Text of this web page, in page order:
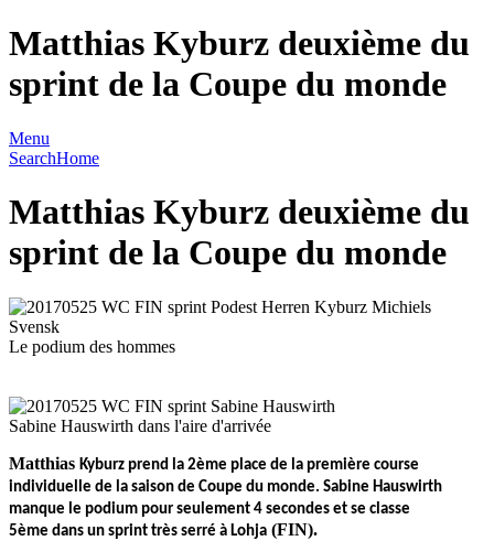
Matthias Kyburz deuxième du
sprint de la Coupe du monde
Menu
SearchHome
Matthias Kyburz deuxième du
sprint de la Coupe du monde
Le podium des hommes
Sabine Hauswirth dans l'aire d'arrivée
Matthias Kyburz prend la 2ème place de la première course
individuelle de la saison de Coupe du monde. Sabine Hauswirth
manque le podium pour seulement 4 secondes et se classe
5ème dans un sprint très serré à Lohja (FIN).